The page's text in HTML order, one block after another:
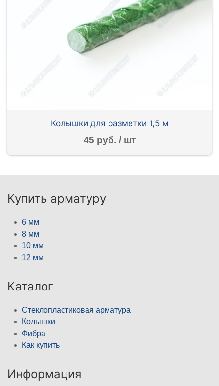
Колышки для разметки 1,5 м
45 руб. / шт
Купить арматуру
6 мм
8 мм
10 мм
12 мм
Каталог
Стеклопластиковая арматура
Колышки
Фибра
Как купить
Информация